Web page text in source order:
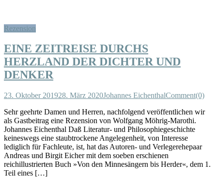
Rezension
EINE ZEITREISE DURCHS
HERZLAND DER DICHTER UND
DENKER
23. Oktober 201928. März 2020Johannes EichenthalComment(0)
Sehr geehrte Damen und Herren, nachfolgend veröffentlichen wir
als Gastbeitrag eine Rezension von Wolfgang Möhrig-Marothi.
Johannes Eichenthal Daß Literatur- und Philosophiegeschichte
keineswegs eine staubtrockene Angelegenheit, von Interesse
lediglich für Fachleute, ist, hat das Autoren- und Verlegerehepaar
Andreas und Birgit Eicher mit dem soeben erschienen
reichillustrierten Buch »Von den Minnesängern bis Herder«, dem 1.
Teil eines […]